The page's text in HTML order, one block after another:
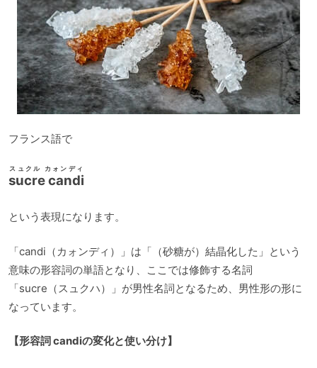
フランス語で
sucre candi
スュクル カォンディ
という表現になります。
「candi（カォンディ）」は「（砂糖が）結晶化した」という
意味の形容詞の単語となり、ここでは修飾する名詞
「sucre（スュクハ）」が男性名詞となるため、男性形の形に
なっています。
【形容詞 candiの変化と使い分け】